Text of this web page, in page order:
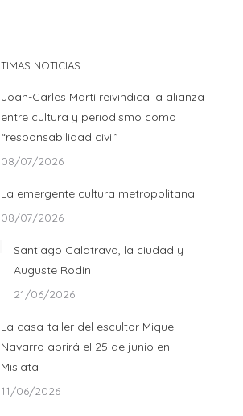
NOTICIAS
Joan-Carles Martí reivindica la alianza
entre cultura y periodismo como
“responsabilidad civil”
08/07/2026
La emergente cultura metropolitana
08/07/2026
Santiago Calatrava, la ciudad y
Auguste Rodin
21/06/2026
La casa-taller del escultor Miquel
Navarro abrirá el 25 de junio en
Mislata
11/06/2026